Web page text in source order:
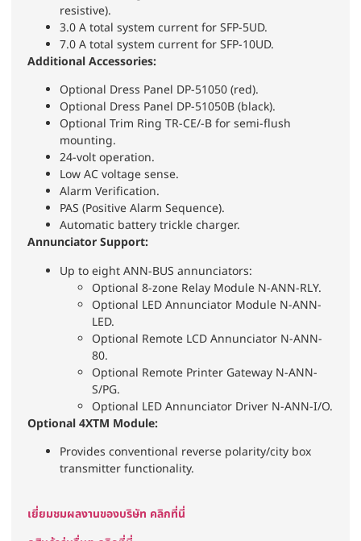
resistive).
3.0 A total system current for SFP-5UD.
7.0 A total system current for SFP-10UD.
Additional Accessories:
Optional Dress Panel DP-51050 (red).
Optional Dress Panel DP-51050B (black).
Optional Trim Ring TR-CE/-B for semi-flush
mounting.
24-volt operation.
Low AC voltage sense.
Alarm Verification.
PAS (Positive Alarm Sequence).
Automatic battery trickle charger.
Annunciator Support:
Up to eight ANN-BUS annunciators:
Optional 8-zone Relay Module N-ANN-RLY.
Optional LED Annunciator Module N-ANN-
LED.
Optional Remote LCD Annunciator N-ANN-
80.
Optional Remote Printer Gateway N-ANN-
S/PG.
Optional LED Annunciator Driver N-ANN-I/O.
Optional 4XTM Module:
Provides conventional reverse polarity/city box
transmitter functionality.
เยี่ยมชมผลงานของบริษัท คลิกที่นี่